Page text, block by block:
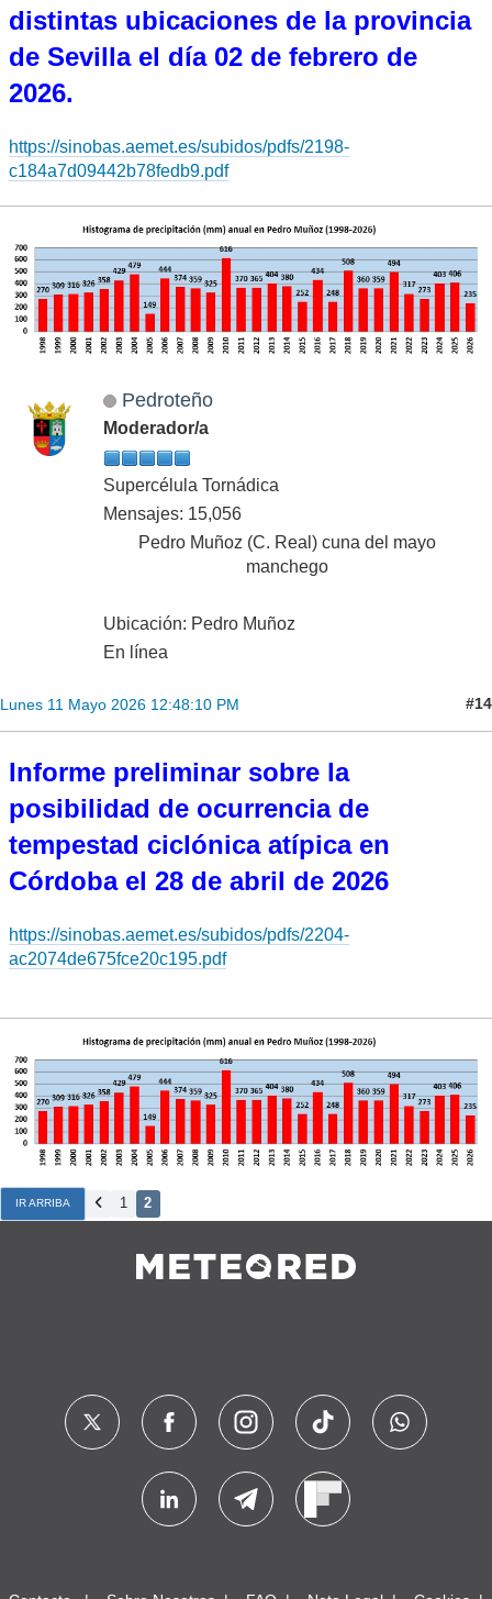
distintas ubicaciones de la provincia
de Sevilla el día 02 de febrero de
2026.
https://sinobas.aemet.es/subidos/pdfs/2198-
c184a7d09442b78fedb9.pdf
Pedroteño
Moderador/a
Supercélula Tornádica
Mensajes: 15,056
Pedro Muñoz (C. Real) cuna del mayo
manchego
Ubicación: Pedro Muñoz
En línea
Lunes 11 Mayo 2026 12:48:10 PM #14
Informe preliminar sobre la
posibilidad de ocurrencia de
tempestad ciclónica atípica en
Córdoba el 28 de abril de 2026
https://sinobas.aemet.es/subidos/pdfs/2204-
ac2074de675fce20c195.pdf
IR ARRIBA 1 2